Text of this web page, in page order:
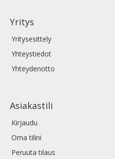
Yritys
Yritysesittely
Yhteystiedot
Yhteydenotto
Asiakastili
Kirjaudu
Oma tilini
Peruuta tilaus